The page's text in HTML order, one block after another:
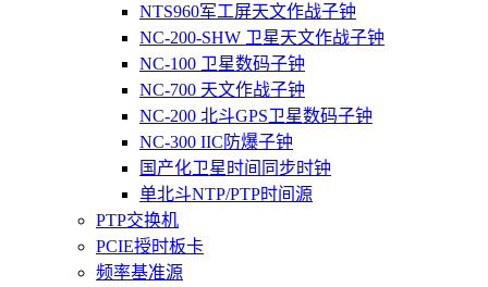
NTS960军工屏天文作战子钟
NC-200-SHW 卫星天文作战子钟
NC-100 卫星数码子钟
NC-700 天文作战子钟
NC-200 北斗GPS卫星数码子钟
NC-300 IIC防爆子钟
国产化卫星时间同步时钟
单北斗NTP/PTP时间源
PTP交换机
PCIE授时板卡
频率基准源